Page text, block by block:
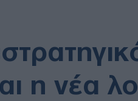
η νέα